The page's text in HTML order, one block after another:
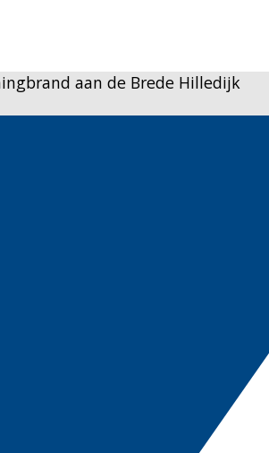
aan de Brede Hilledijk